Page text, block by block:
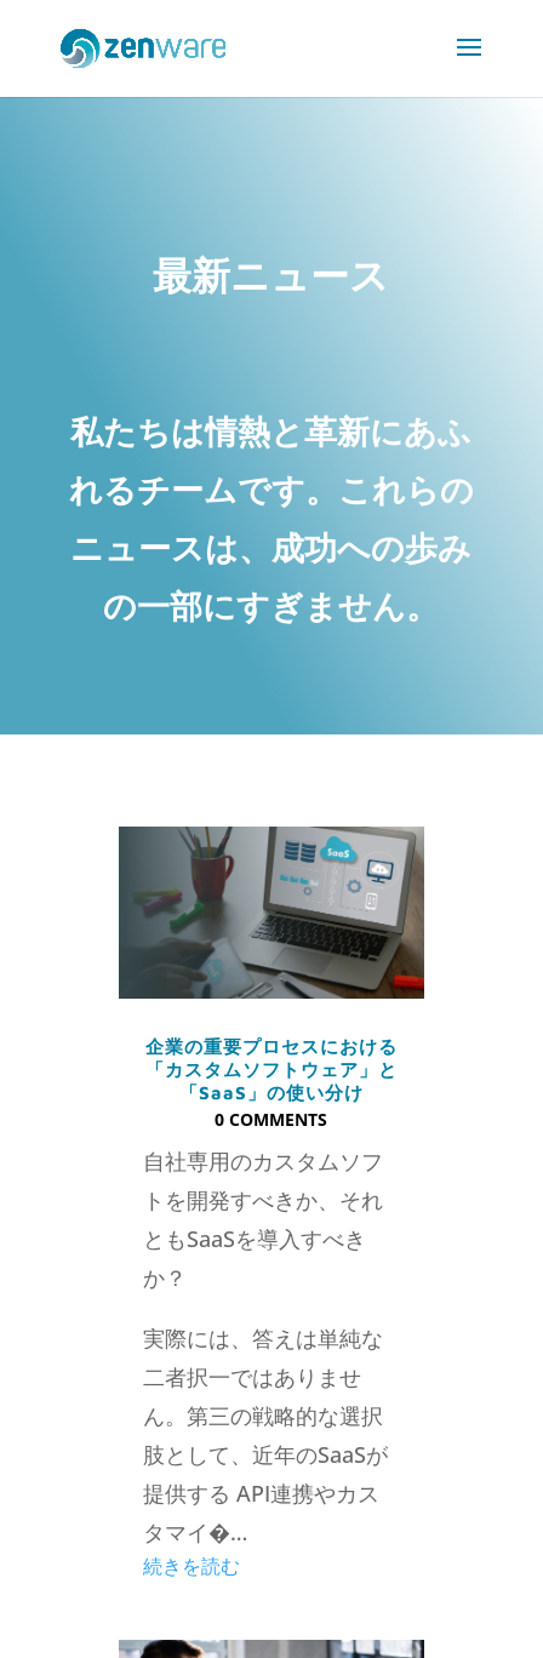
最新ニュース
私たちは情熱と革新にあふ
れるチームです。これらの
ニュースは、成功への歩み
の一部にすぎません。
企業の重要プロセスにおける
「カスタムソフトウェア」と
「SaaS」の使い分け
0 COMMENTS
自社専用のカスタムソフ
トを開発すべきか、それ
ともSaaSを導入すべき
か？
実際には、答えは単純な
二者択一ではありませ
ん。第三の戦略的な選択
肢として、近年のSaaSが
提供する API連携やカス
タマイ�…
続きを読む